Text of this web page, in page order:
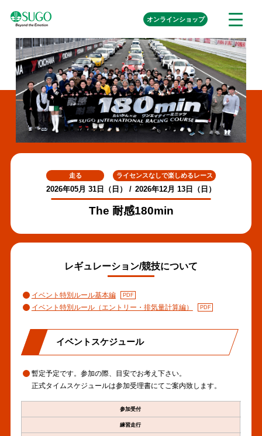
メ
ュ
ー
を
開
く
オンラインショップ外
部
ン
ク
走る ライセンスなしで楽しめるレース
2026年05月 31日（日） 2026年12月 13日（日）
The 耐感180min
レギュレーション/競技について
イベント特別ルール基本編
イベント特別ルール（エントリー・排気量計算編）
イベントスケジュール
暫定予定です。参加の際、目安でお考え下さい。
正式タイムスケジュールは参加受理書にてご案内致します。
参加受付
練習走行